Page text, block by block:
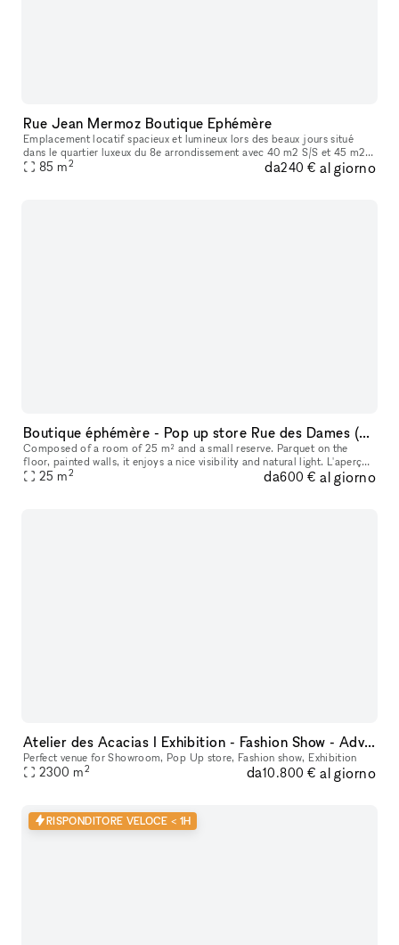
Rue Jean Mermoz Boutique Ephémère
Emplacement locatif spacieux et lumineux lors des beaux jours situé
dans le quartier luxeux du 8e arrondissement avec 40 m2 S/S et 45 m2
RDC pour un total de 85 m2 neuf et une accésibilité simplifié
85 m2 da240 € al giorno
Boutique éphémère - Pop up store Rue des Dames (Batignolles)
Composed of a room of 25 m² and a small reserve. Parquet on the
floor, painted walls, it enjoys a nice visibility and natural light. L'aperçu
du quartier • Au cœur du 17ème arrondissement • Situé à
25 m2 da600 € al giorno
Atelier des Acacias I Exhibition - Fashion Show - Advertising - Entertainment
Perfect venue for Showroom, Pop Up store, Fashion show, Exhibition
2300 m2 da10.800 € al giorno
RISPONDITORE VELOCE < 1H